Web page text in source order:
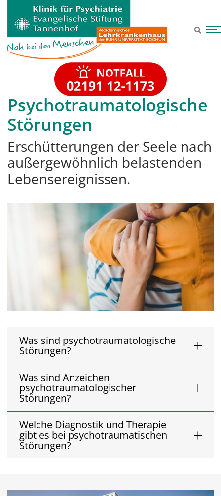
Zum Hauptinhalt springen
Psychotraumatologische
Störungen
Erschütterungen der Seele nach
außergewöhnlich belastenden
Lebensereignissen.
Was sind psychotraumatologische
Störungen?
Was sind Anzeichen
psychotraumatologischer
Störungen?
Welche Diagnostik und Therapie
gibt es bei psychotraumatischen
Störungen?